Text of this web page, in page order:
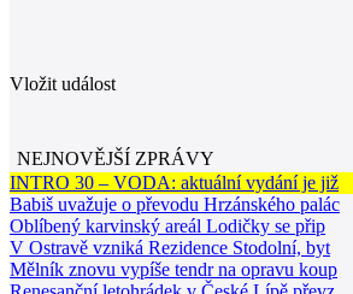
Vložit událost
NEJNOVĚJŠÍ ZPRÁVY
INTRO 30 – VODA: aktuální vydání je již
Babiš uvažuje o převodu Hrzánského palác
Oblíbený karvinský areál Lodičky se přip
V Ostravě vzniká Rezidence Stodolní, byt
Mělník znovu vypíše tendr na opravu koup